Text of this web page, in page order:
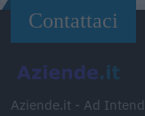
Contattaci
Aziende.it - Ad